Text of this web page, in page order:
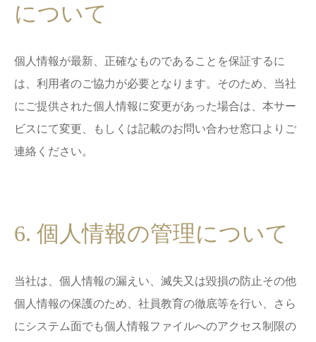
について
個人情報が最新、正確なものであることを保証するに
は、利用者のご協力が必要となります。そのため、当社
にご提供された個人情報に変更があった場合は、本サー
ビスにて変更、もしくは記載のお問い合わせ窓口よりご
連絡ください。
6. 個人情報の管理について
当社は、個人情報の漏えい、滅失又は毀損の防止その他
個人情報の保護のため、社員教育の徹底等を行い、さら
にシステム面でも個人情報ファイルへのアクセス制限の